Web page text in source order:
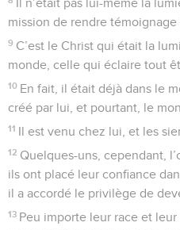
Il n’était pas lui-même la
mission de rendre témoignage
9 C’est le Christ qui était la
monde, celle qui éclaire tout
10 En fait, il était déjà dans le
créé par lui, et pourtant, le
11 Il est venu chez lui, et les
12 Quelques-uns, cependant,
ils ont placé leur confiance
il a accordé le privilège de
13 Peu importe leur race et leur